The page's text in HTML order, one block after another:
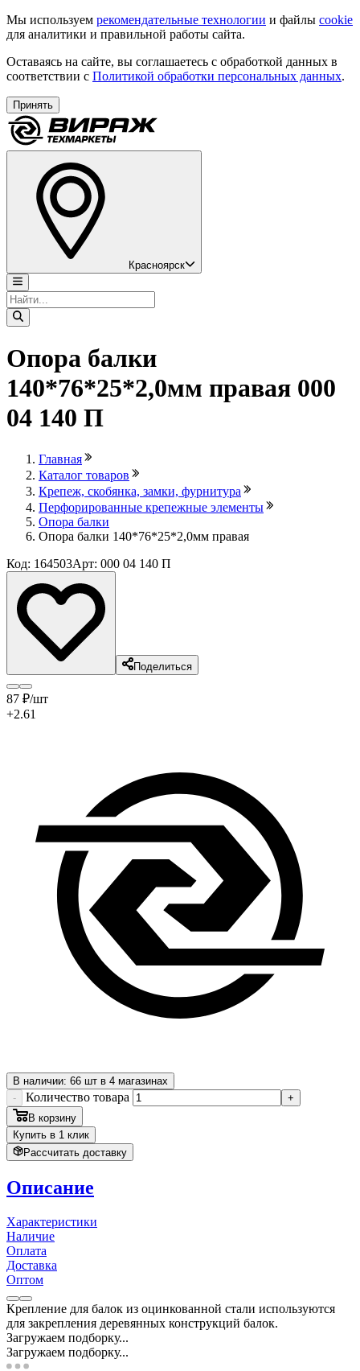
Мы используем рекомендательные технологии и файлы cookie
для аналитики и правильной работы сайта.
Оставаясь на сайте, вы соглашаетесь с обработкой данных в
соответствии с Политикой обработки персональных данных.
Принять
Красноярск
Опора балки
140*76*25*2,0мм правая 000
04 140 П
Главная
Каталог товаров
Крепеж, скобянка, замки, фурнитура
Перфорированные крепежные элементы
Опора балки
Опора балки 140*76*25*2,0мм правая
Код: 164503Арт: 000 04 140 П
Поделиться
87 ₽/шт
+2.61
В наличии: 66 шт в 4 магазинах
-
Количество товара
+
В корзину
Купить в 1 клик
Рассчитать доставку
Описание
Характеристики
Наличие
Оплата
Доставка
Оптом
Крепление для балок из оцинкованной стали используются
для закрепления деревянных конструкций балок.
Загружаем подборку...
Загружаем подборку...